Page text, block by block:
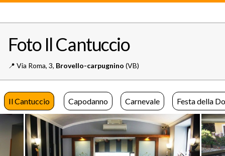
Foto Il Cantuccio
📍️ Via Roma, 3, Brovello-carpugnino (VB)
Il Cantuccio Capodanno Carnevale Festa della